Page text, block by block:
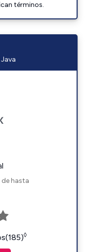
términos.
hasta
◊